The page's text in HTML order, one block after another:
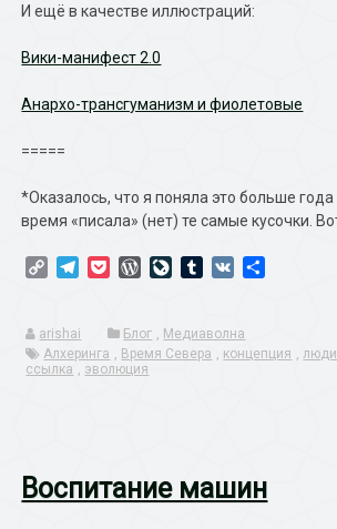
И ещё в качестве иллюстраций:
Вики-манифест 2.0
Анархо-трансгуманизм и фиолетовые
=====
*Оказалось, что я поняла это больше года
время «писала» (нет) те самые кусочки.
Copy TelegramPocketWordPress
LiveJournal
Tumblr
VK
arishai Блог , Медиаволна
Алхеринга , Время Севера , концепция ,люди
ссылка , эволюция
Воспитание машин